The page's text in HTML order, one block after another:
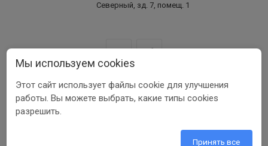
Северный, зд. 7, помещ. 1
ООО ПФ «РУССКИЙ ИНСТРУМЕНТ» ИНН 3123401255
Мы используем cookies
Этот сайт использует файлы cookie для улучшения
работы. Вы можете выбрать, какие типы cookies
разрешить.
Принять все